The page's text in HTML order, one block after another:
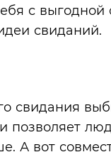
с
свиданий.
свидания
позволяет
А вот